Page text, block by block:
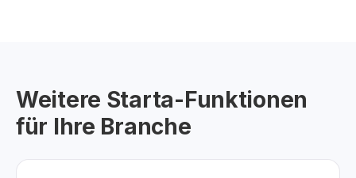
Weitere Starta-Funktionen
für Ihre Branche